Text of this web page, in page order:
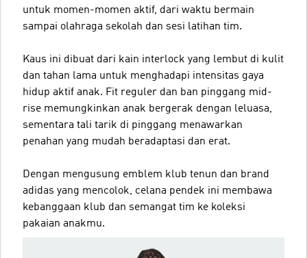
untuk momen-momen aktif, dari waktu bermain
sampai olahraga sekolah dan sesi latihan tim.
Kaus ini dibuat dari kain interlock yang lembut di kulit
dan tahan lama untuk menghadapi intensitas gaya
hidup aktif anak. Fit reguler dan ban pinggang mid-
rise memungkinkan anak bergerak dengan leluasa,
sementara tali tarik di pinggang menawarkan
penahan yang mudah beradaptasi dan erat.
Dengan mengusung emblem klub tenun dan brand
adidas yang mencolok, celana pendek ini membawa
kebanggaan klub dan semangat tim ke koleksi
pakaian anakmu.